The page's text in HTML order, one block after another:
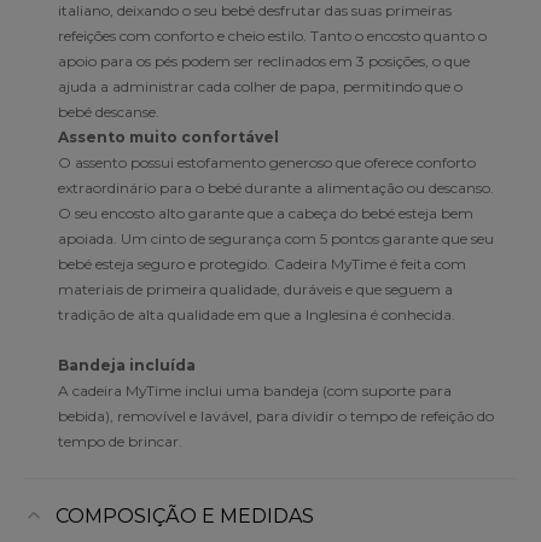
italiano, deixando o seu bebé desfrutar das suas primeiras
refeições com conforto e cheio estilo. Tanto o encosto quanto o
apoio para os pés podem ser reclinados em 3 posições, o que
ajuda a administrar cada colher de papa, permitindo que o
bebé descanse.
Assento muito confortável
O assento possui estofamento generoso que oferece conforto
extraordinário para o bebé durante a alimentação ou descanso.
O seu encosto alto garante que a cabeça do bebé esteja bem
apoiada. Um cinto de segurança com 5 pontos garante que seu
bebé esteja seguro e protegido. Cadeira MyTime é feita com
materiais de primeira qualidade, duráveis e que seguem a
tradição de alta qualidade em que a Inglesina é conhecida.
Bandeja incluída
A cadeira MyTime inclui uma bandeja (com suporte para
bebida), removível e lavável, para dividir o tempo de refeição do
tempo de brincar.
COMPOSIÇÃO E MEDIDAS